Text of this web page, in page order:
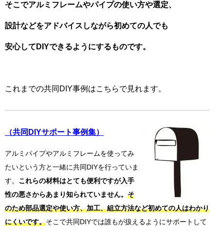
そこでアルミフレームやパイプの使い方や選定、
設計などをアドバイスしながら初めての人でも
安心してDIYできるようにするものです。
これまでの共同DIY事例はこちらで見れます。
（共同 DIYサポート事例集）
アルミパイプやアルミフレームを使ってみ
たいという方と一緒に共同DIYを行っていま
す。 これらの材料はとても便利ですが入手
性の悪さからあまり知られていません。 そ
のため部品選定や使い方、加工、組立方法など初めての人はわかり
にくいです。そこで共同DIYでは誰もが扱えるようにサポートして